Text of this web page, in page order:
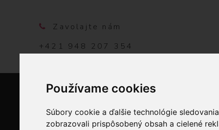
Používame cookies
Súbory cookie a ďalšie technológie
zobrazovali prispôsobený obsah a cielené
Zavolajte nám
+421 948 207 354